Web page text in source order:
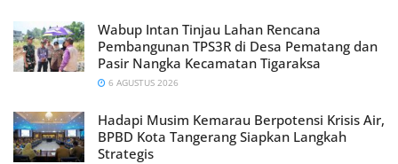
Wabup Intan Tinjau Lahan Rencana
Pembangunan TPS3R di Desa Pematang dan
Pasir Nangka Kecamatan Tigaraksa
6 AGUSTUS 2026
Hadapi Musim Kemarau Berpotensi Krisis Air,
BPBD Kota Tangerang Siapkan Langkah
Strategis